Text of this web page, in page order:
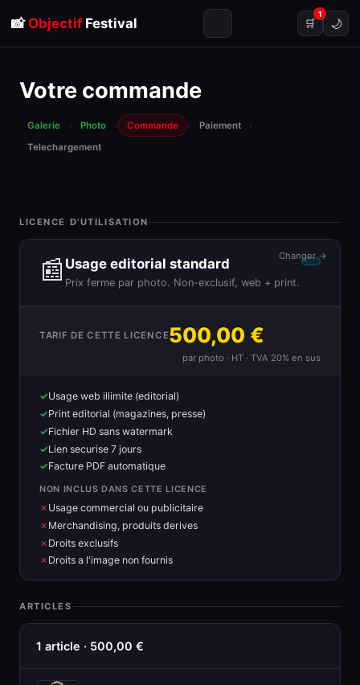
📸 ObjectifFestival 🛒
1
🌙
Votre commande
Galerie › Photo › Commande › Paiement
›
Telechargement
LICENCE D'UTILISATION
📰 Usage editorial standard
Prix ferme par photo. Non-exclusif, web + print.
Changer →
TARIF DE CETTE LICENCE500,00 €
par photo · HT · TVA 20% en sus
Usage web illimite (editorial)
Print editorial (magazines, presse)
Fichier HD sans watermark
Lien securise 7 jours
Facture PDF automatique
NON INCLUS DANS CETTE LICENCE
Usage commercial ou publicitaire
Merchandising, produits derives
Droits exclusifs
Droits a l'image non fournis
ARTICLES
1 article · 500,00 €